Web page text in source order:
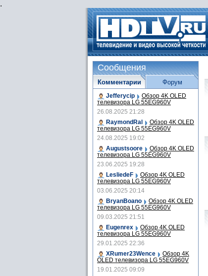
.
Сообщения
Комментарии
Jefferycip Обзор 4K OLED
телевизора LG 55EG960V
26.08.2025 21:28
RaymondRal
Обзор 4K OLED
телевизора LG 55EG960V
24.08.2025 19:02
Augustsoore
Обзор 4K OLED
телевизора LG 55EG960V
23.06.2025 19:28
LesliedeF
Обзор 4K OLED
телевизора LG 55EG960V
03.06.2025 20:14
BryanBoano
Обзор 4K OLED
телевизора LG 55EG960V
09.03.2025 21:51
Eugenrex
Обзор 4K OLED
телевизора LG 55EG960V
29.01.2025 22:36
XRumer23Wence
Обзор 4K
OLED телевизора LG 55EG960V
19.01.2025 09:09
Форум